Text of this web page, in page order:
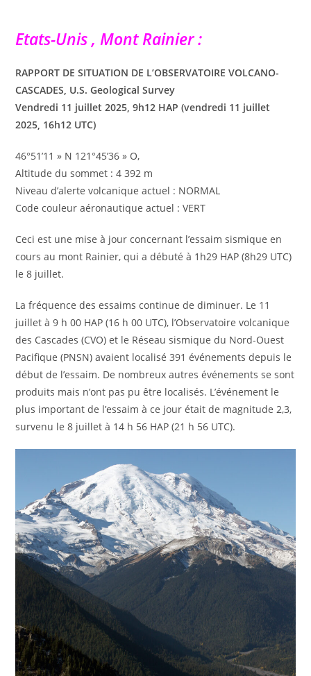
Etats-Unis , Mont Rainier :
RAPPORT DE SITUATION DE L’OBSERVATOIRE VOLCANO-
CASCADES, U.S. Geological Survey
Vendredi 11 juillet 2025, 9h12 HAP (vendredi 11 juillet
2025, 16h12 UTC)
46°51’11 » N 121°45’36 » O,
Altitude du sommet : 4 392 m
Niveau d’alerte volcanique actuel : NORMAL
Code couleur aéronautique actuel : VERT
Ceci est une mise à jour concernant l’essaim sismique en
cours au mont Rainier, qui a débuté à 1h29 HAP (8h29 UTC)
le 8 juillet.
La fréquence des essaims continue de diminuer. Le 11
juillet à 9 h 00 HAP (16 h 00 UTC), l’Observatoire volcanique
des Cascades (CVO) et le Réseau sismique du Nord-Ouest
Pacifique (PNSN) avaient localisé 391 événements depuis le
début de l’essaim. De nombreux autres événements se sont
produits mais n’ont pas pu être localisés. L’événement le
plus important de l’essaim à ce jour était de magnitude 2,3,
survenu le 8 juillet à 14 h 56 HAP (21 h 56 UTC).